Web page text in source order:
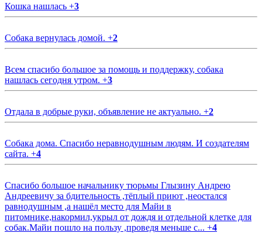
Кошка нашлась +3
Собака вернулась домой. +2
Всем спасибо большое за помощь и поддержку, собака
нашлась сегодня утром. +3
Отдала в добрые руки, объявление не актуально. +2
Собака дома. Спасибо неравнодушным людям. И создателям
сайта. +4
Спасибо большое начальнику тюрьмы Глызину Андрею
Андреевичу за бдительность ,тёплый приют ,неостался
равнодушным ,а нашёл место для Майи в
питомнике,накормил,укрыл от дождя и отдельной клетке для
собак.Майи пошло на пользу ,проведя меньше с... +4